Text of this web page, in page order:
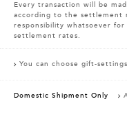
Every transaction will be
according to the settlement
responsibility whatsoever
settlement rates.
You can choose gift-
Domestic Shipment Only